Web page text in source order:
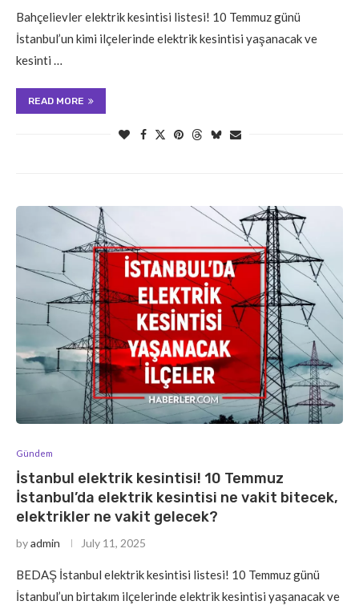
Bahçelievler elektrik kesintisi listesi! 10 Temmuz günü
İstanbul’un kimi ilçelerinde elektrik kesintisi yaşanacak ve
kesinti …
READ MORE
Gündem
İstanbul elektrik kesintisi! 10 Temmuz
İstanbul’da elektrik kesintisi ne vakit bitecek,
elektrikler ne vakit gelecek?
byadmin July 11, 2025
BEDAŞ İstanbul elektrik kesintisi listesi! 10 Temmuz günü
İstanbul’un birtakım ilçelerinde elektrik kesintisi yaşanacak ve